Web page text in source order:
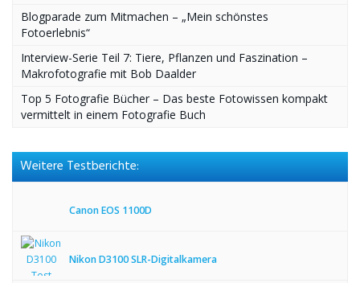
Blogparade zum Mitmachen – „Mein schönstes
Fotoerlebnis“
Interview-Serie Teil 7: Tiere, Pflanzen und Faszination –
Makrofotografie mit Bob Daalder
Top 5 Fotografie Bücher – Das beste Fotowissen kompakt
vermittelt in einem Fotografie Buch
Weitere Testberichte:
Canon EOS 1100D
Nikon D3100 SLR-Digitalkamera